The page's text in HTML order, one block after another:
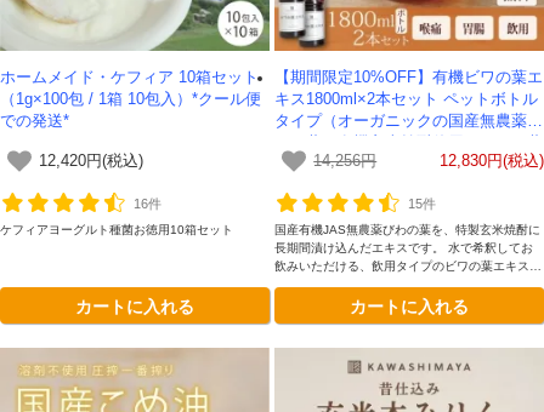
ホームメイド・ケフィア 10箱セット
（1g×100包 / 1箱 10包入）*クール便
での発送*
12,420円(税込)
16件
ケフィアヨーグルト種菌お徳用10箱セット
カートに入れる
【期間限定10%OFF】有機ビワの葉エ
キス1800ml×2本セット ペットボトル
タイプ（オーガニックの国産無農薬ビ
エキス）-かわしま屋-【送料無料】
14,256円 12,830円(税込)
15件
国産有機JAS無農薬びわの葉を、特製玄米焼酎に
長期間漬け込んだエキスです。 水で希釈してお
飲みいただける、飲用タイプのビワの葉エキスで
カートに入れる